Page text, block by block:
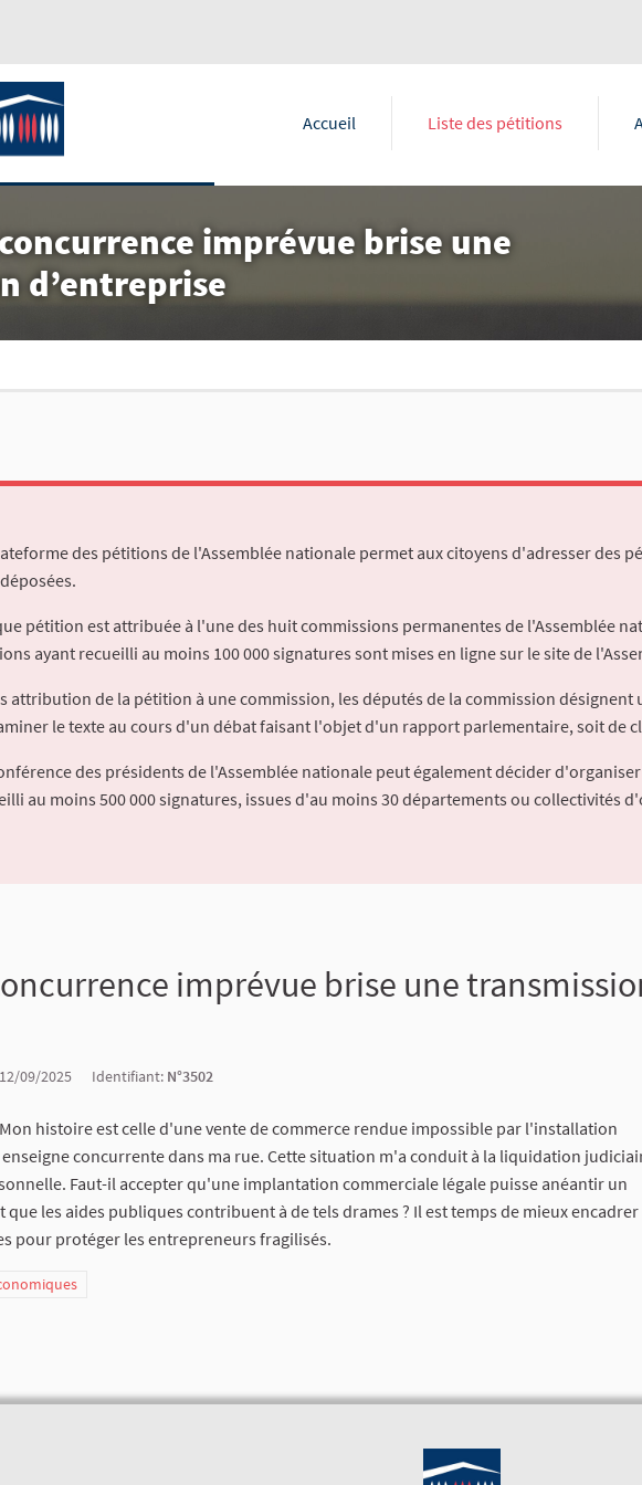
Accueil Liste des pétitions
imprévue brise une
d’entreprise
des pétitions de l'Assemblée nationale permet aux citoyens d'adresser des
pétition est attribuée à l'une des huit commissions permanentes de l'Assemblée
ayant recueilli au moins 100 000 signatures sont mises en ligne sur le site de
attribution de la pétition à une commission, les députés de la commission
le texte au cours d'un débat faisant l'objet d'un rapport parlementaire, soit de
des présidents de l'Assemblée nationale peut également décider
au moins 500 000 signatures, issues d'au moins 30 départements ou collectivités
imprévue brise une
12/09/2025 Identifiant: N°3502
Mon histoire est celle d'une vente de commerce rendue impossible par l'installation
concurrente dans ma rue. Cette situation m'a conduit à la liquidation
Faut-il accepter qu'une implantation commerciale légale puisse anéantir un
les aides publiques contribuent à de tels drames ? Il est temps de mieux encadrer
pour protéger les entrepreneurs fragilisés.